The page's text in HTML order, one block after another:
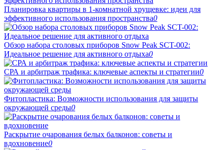
Планировка квартиры в 1-комнатной хрущевке: идеи для
эффективного использования пространства0
Обзор набора столовых приборов Snow Peak SCT-002:
Идеальное решение для активного отдыха0
СРА и арбитраж трафика: ключевые аспекты и стратегии0
Фитопластика: Возможности использования для защиты
окружающей среды0
Раскрытие очарования белых балконов: советы и
вдохновение0